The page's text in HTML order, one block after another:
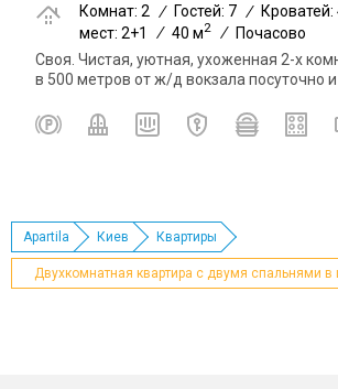
Комнат: 2
/ Гостей: 7 / Кроватей:
мест: 2+1
/ 40 м2 / Почасово
Своя. Чистая, уютная, ухоженная 2-х
в 500 метров от ж/д вокзала посуточно и
Apartila Киев Квартиры
Двухкомнатная квартира с двумя спальнями в